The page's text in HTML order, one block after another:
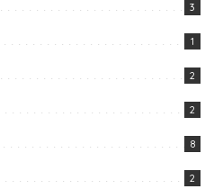
3
1
2
2
8
2